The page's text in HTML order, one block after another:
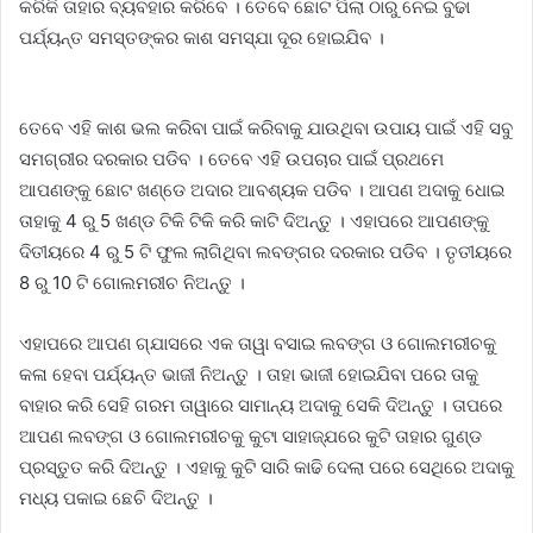
କରିକି ତାହାର ବ୍ୟବହାର କରିବେ । ତେବେ ଛୋଟ ପିଲା ଠାରୁ ନେଇ ବୁଢା
ପର୍ଯ୍ୟନ୍ତ ସମସ୍ତଙ୍କର କାଶ ସମସ୍ଯା ଦୂର ହୋଇଯିବ ।
ତେବେ ଏହି କାଶ ଭଲ କରିବା ପାଇଁ କରିବାକୁ ଯାଉଥିବା ଉପାୟ ପାଇଁ ଏହି ସବୁ
ସମଗ୍ରୀର ଦରକାର ପଡିବ । ତେବେ ଏହି ଉପଚାର ପାଇଁ ପ୍ରଥମେ
ଆପଣଙ୍କୁ ଛୋଟ ଖଣ୍ଡେ ଅଦାର ଆବଶ୍ୟକ ପଡିବ । ଆପଣ ଅଦାକୁ ଧୋଇ
ତାହାକୁ 4 ରୁ 5 ଖଣ୍ଡ ଟିକି ଟିକି କରି କାଟି ଦିଅନ୍ତୁ । ଏହାପରେ ଆପଣଙ୍କୁ
ଦିତୀୟରେ 4 ରୁ 5 ଟି ଫୁଲ ଲାଗିଥିବା ଲବଙ୍ଗର ଦରକାର ପଡିବ । ତୃତୀୟରେ
8 ରୁ 10 ଟି ଗୋଲମରୀଚ ନିଅନ୍ତୁ ।
ଏହାପରେ ଆପଣ ଗ୍ଯାସରେ ଏକ ତାୱା ବସାଇ ଲବଙ୍ଗ ଓ ଗୋଲମରୀଚକୁ
କଳା ହେବା ପର୍ଯ୍ୟନ୍ତ ଭାଜୀ ନିଅନ୍ତୁ । ତାହା ଭାଜୀ ହୋଇଯିବା ପରେ ତାକୁ
ବାହାର କରି ସେହି ଗରମ ତାୱାରେ ସାମାନ୍ୟ ଅଦାକୁ ସେକି ଦିଅନ୍ତୁ । ତାପରେ
ଆପଣ ଲବଙ୍ଗ ଓ ଗୋଲମରୀଚକୁ କୁଟା ସାହାଜ୍ଯରେ କୁଟି ତାହାର ଗୁଣ୍ଡ
ପ୍ରସ୍ତୁତ କରି ଦିଅନ୍ତୁ । ଏହାକୁ କୁଟି ସାରି କାଢି ଦେଲା ପରେ ସେଥିରେ ଅଦାକୁ
ମଧ୍ୟ ପକାଇ ଛେଚି ଦିଅନ୍ତୁ ।